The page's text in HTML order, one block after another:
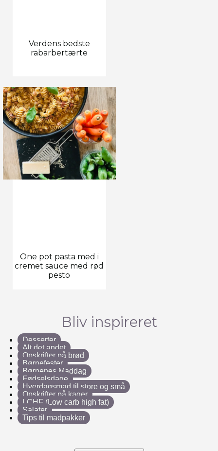
Verdens bedste
rabarbertærte
One pot pasta med i
cremet sauce med rød
pesto
Bliv inspireret
Desserter
Alt det andet
Opskrifter på brød
Børnefester
Børnenes Maddag
Fødselsdage
Hverdagsmad til store og små
Opskrifter på kager
LCHF (Low carb high fat)
Salater
Tips til madpakker